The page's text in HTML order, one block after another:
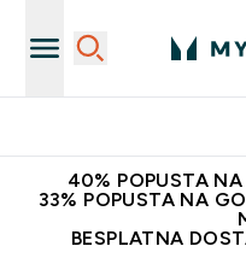
40% POPUSTA
33% POPUSTA NA
BESPLATNA